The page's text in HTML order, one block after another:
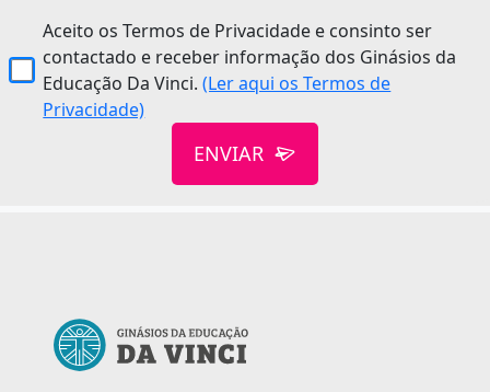
Aceito os Termos de Privacidade e consinto ser
contactado e receber informação dos Ginásios da
Educação Da Vinci.(Ler aqui os Termos de
Privacidade)
ENVIAR